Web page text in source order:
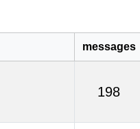
messages
198